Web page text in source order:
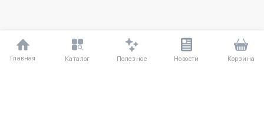
Главная Каталог Полезное Новости Корзина